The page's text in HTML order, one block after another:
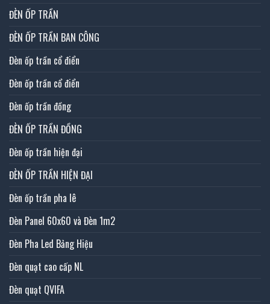
ĐÈN ỐP TRẦN
ĐÈN ỐP TRẦN BAN CÔNG
Đèn ốp trần cổ điển
Đèn ốp trần cổ điển
Đèn ốp trần đồng
ĐÈN ỐP TRẦN ĐỒNG
Đèn ốp trần hiện đại
ĐÈN ỐP TRẦN HIỆN ĐẠI
Đèn ốp trần pha lê
Đèn Panel 60x60 và Đèn 1m2
Đèn Pha Led Bảng Hiệu
Đèn quạt cao cấp NL
Đèn quạt QVIFA